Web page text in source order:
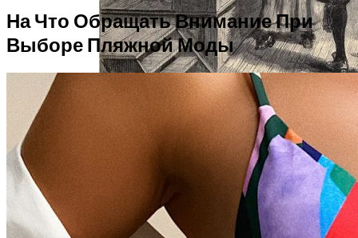
Самая Известная Охота На Ведьм В
Истории: Как Проходил Салемский
Процесс
На Что Обращать Внимание При
Выборе Пляжной Моды